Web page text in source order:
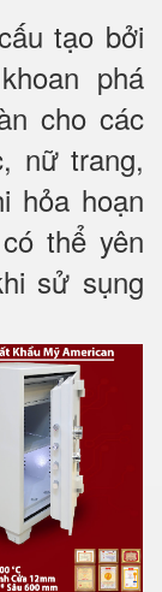
tạo bởi
phá
cho các
nữ trang,
hỏa hoạn
thể yên
sử sụng